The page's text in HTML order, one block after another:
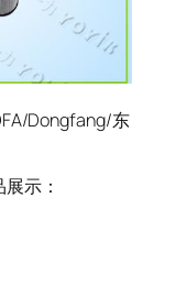
Dongfang/东
示：